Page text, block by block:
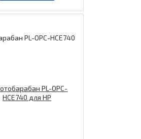
PL-OPC-HCE740